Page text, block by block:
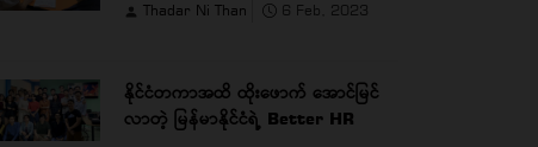
Thadar Ni Than 6 Feb, 2023
နိုင်ငံတကာအထိ ထိုးဖောက် အောင်မြင်
လာတဲ့ မြန်မာနိုင်ငံရဲ့ Better HR